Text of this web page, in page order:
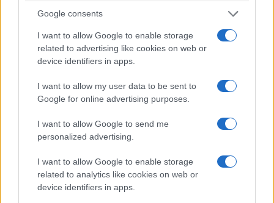
Google consents
I want to allow Google to enable storage
related to advertising like cookies on web or
device identifiers in apps.
I want to allow my user data to be sent to
Google for online advertising purposes.
I want to allow Google to send me
personalized advertising.
I want to allow Google to enable storage
related to analytics like cookies on web or
device identifiers in apps.
Τα «χρυσά φύλλα» του Πόντου: Η ιστορία του
καπνού που ρίζωσε ξανά στην Ελλάδα
15/07/2026 - 12:26μμ